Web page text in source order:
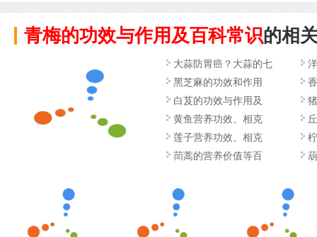
青梅的功效与作用及百科常识的相
大蒜防胃癌？大蒜的七
黑芝麻的功效和作用
养
白芨的功效与作用及
黄鱼营养功效、相克
莲子营养功效、相克
茼蒿的营养价值等百